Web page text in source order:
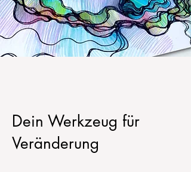
Dein Werkzeug für
Veränderung